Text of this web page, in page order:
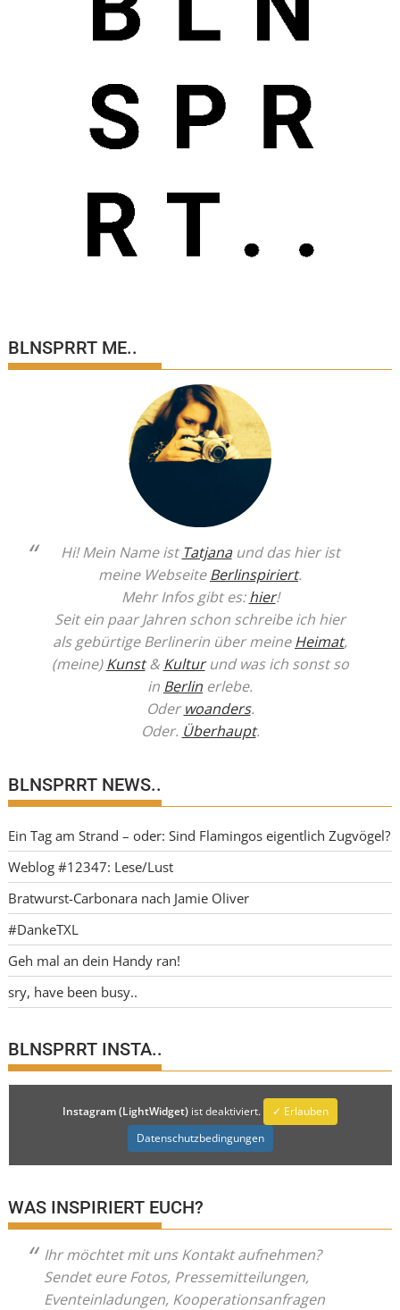
BLNSPRRT ME..
Hi! Mein Name ist Tatjanaund das hier ist
meine WebseiteBerlinspiriert.
Mehr Infos gibt es:hier!
Seit ein paar Jahren schon schreibe ich hier
als gebürtige Berlinerin über meineHeimat,
(meine)Kunst& Kulturund was ich sonst so
in Berlin erlebe.
Oderwoanders.
Oder. Überhaupt.
BLNSPRRT NEWS..
Ein Tag am Strand – oder: Sind Flamingos eigentlich Zugvögel?
Weblog #12347: Lese/Lust
Bratwurst-Carbonara nach Jamie Oliver
#DankeTXL
Geh mal an dein Handy ran!
sry, have been busy..
BLNSPRRT INSTA..
Instagram (LightWidget) ist deaktiviert.
✓ Erlauben
Datenschutzbedingungen
WAS INSPIRIERT EUCH?
Ihr möchtet mit uns Kontakt aufnehmen?
Sendet eure Fotos, Pressemitteilungen,
Eventeinladungen, Kooperationsanfragen